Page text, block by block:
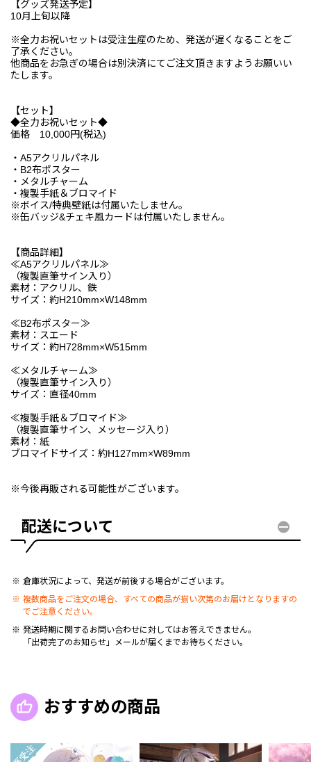
【グッズ発送予定】
10月上旬以降
※全力お祝いセットは受注生産のため、発送が遅くなることをご
了承ください。
他商品をお急ぎの場合は別決済にてご注文頂きますようお願いい
たします。
【セット】
◆全力お祝いセット◆
価格 10,000円(税込)
・A5アクリルパネル
・B2布ポスター
・メタルチャーム
・複製手紙＆ブロマイド
※ボイス/特典壁紙は付属いたしません。
※缶バッジ&チェキ風カードは付属いたしません。
【商品詳細】
≪A5アクリルパネル≫
（複製直筆サイン入り）
素材：アクリル、鉄
サイズ：約H210mm×W148mm
≪B2布ポスター≫
素材：スエード
サイズ：約H728mm×W515mm
≪メタルチャーム≫
（複製直筆サイン入り）
サイズ：直径40mm
≪複製手紙＆ブロマイド≫
（複製直筆サイン、メッセージ入り）
素材：紙
ブロマイドサイズ：約H127mm×W89mm
※今後再販される可能性がございます。
配送について
倉庫状況によって、発送が前後する場合がございます。
複数商品をご注文の場合、すべての商品が揃い次第のお届けとなりますの
でご注意ください。
発送時期に関するお問い合わせに対してはお答えできません。
「出荷完了のお知らせ」メールが届くまでお待ちください。
おすすめの商品